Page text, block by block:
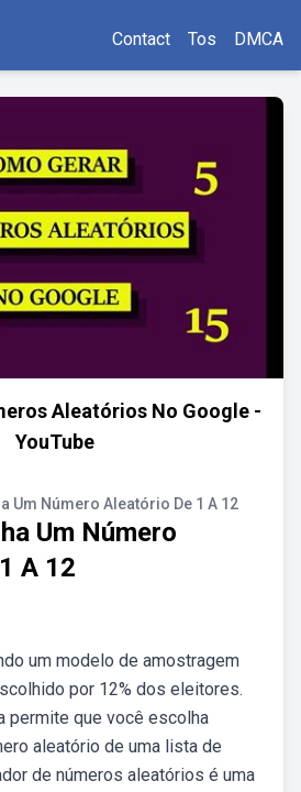
Contact Tos DMCA
Aleatórios No Google -
YouTube
Um Número Aleatório De 1 A 12
Um Número
A 12
um modelo de amostragem
por 12% dos eleitores.
permite que você escolha
aleatório de uma lista de
de números aleatórios é uma